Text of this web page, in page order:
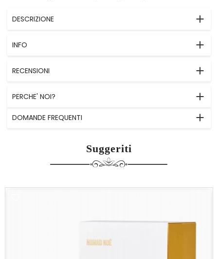
DESCRIZIONE
INFO
RECENSIONI
PERCHE' NOI?
DOMANDE FREQUENTI
Suggeriti